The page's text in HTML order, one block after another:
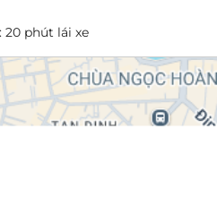
20 phút lái xe